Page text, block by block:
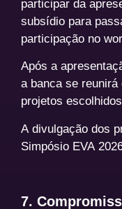
participar da
subsídio para
participação no
Após a
a banca se reunirá
projetos
A divulgação dos
Simpósio EVA
7.